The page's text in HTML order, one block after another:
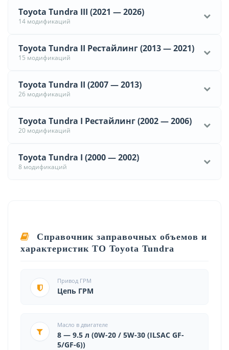
Toyota Tundra III (2021 — 2026)
14 модификаций
Toyota Tundra II Рестайлинг (2013 — 2021)
15 модификаций
Toyota Tundra II (2007 — 2013)
26 модификаций
Toyota Tundra I Рестайлинг (2002 — 2006)
20 модификаций
Toyota Tundra I (2000 — 2002)
8 модификаций
Справочник заправочных объемов и
характеристик ТО Toyota Tundra
Привод ГРМ
Цепь ГРМ
Масло в двигателе
8 — 9.5 л (0W-20 / 5W-30 (ILSAC GF-
5/GF-6))